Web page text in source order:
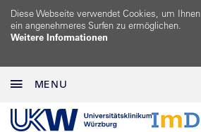
Diese Webseite verwendet Cookies, um Ihnen
ein angenehmeres Surfen zu ermöglichen.
Weitere Informationen
MENU